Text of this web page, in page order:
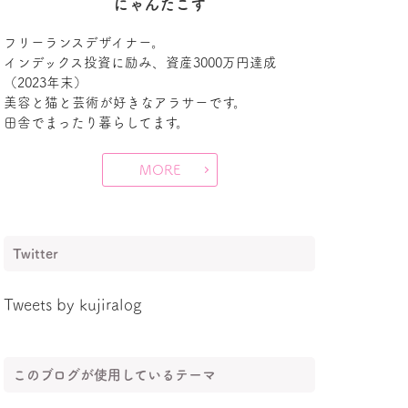
にゃんたこす
フリーランスデザイナー。
インデックス投資に励み、資産3000万円達成
（2023年末）
美容と猫と芸術が好きなアラサーです。
田舎でまったり暮らしてます。
MORE
Twitter
Tweets by kujiralog
このブログが使用しているテーマ